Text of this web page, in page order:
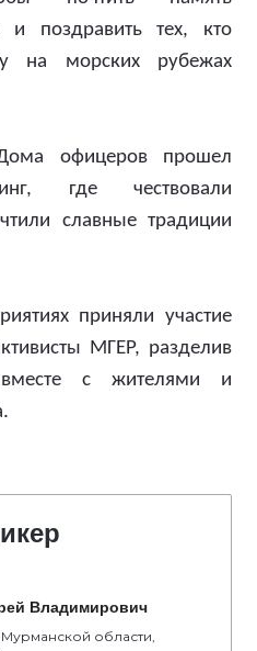
и поздравить тех, кто
на морских рубежах
офицеров прошел
где чествовали
славные традиции
приняли участие
МГЕР, разделив
с жителями и
Владимирович
области,